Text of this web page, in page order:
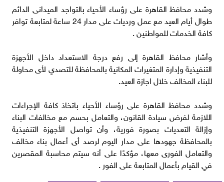
وشدد محافظ القاهرة على رؤساء الأحياء بالتواجد الميدانى الدائم
طوال أيام العيد مع عمل ورديات على مدار 24 ساعة لمتابعة توافر
كافة الخدمات للمواطنين .
وأشار محافظ القاهرة إلى رفع درجة الاستعداد داخل الأجهزة
التنفيذية وإدارة المتغيرات المكانية بالمحافظة للتصدي لأى محاولة
للبناء المخالف خلال اجازة العيد.
وشدد محافظ القاهرة على رؤساء الأحياء باتخاذ كافة الإجراءات
اللازمة لفرض سيادة القانون، والتعامل بحسم مع مخالفات البناء
وإزالة التعديات بصورة فورية، وأن تواصل الأجهزة التنفيذية
بالمحافظة جهودها على مدار اليوم لرصد أى أعمال بناء مخالف
والتعامل الفورى معها، مؤكدًا على أنه سيتم محاسبة المقصرين
في القيام بأعمال المتابعة على الفور .